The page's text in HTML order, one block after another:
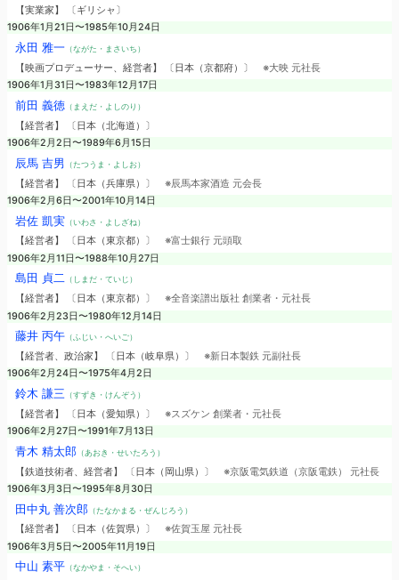
【実業家】 〔ギリシャ〕
1906年1月21日〜1985年10月24日
永田 雅一（ながた・まさいち）
【映画プロデューサー、経営者】 〔日本（京都府）〕 ※大映 元社長
1906年1月31日〜1983年12月17日
前田 義徳（まえだ・よしのり）
【経営者】 〔日本（北海道）〕
1906年2月2日〜1989年6月15日
辰馬 吉男 （たつうま・よしお）
【経営者】 〔日本（兵庫県）〕 ※辰馬本家酒造 元会長
1906年2月6日〜2001年10月14日
岩佐 凱実（いわさ・よしざね）
【経営者】 〔日本（東京都）〕 ※富士銀行 元頭取
1906年2月11日〜1988年10月27日
島田 貞二（しまだ・ていじ）
【経営者】 〔日本（東京都）〕 ※全音楽譜出版社 創業者・元社長
1906年2月23日〜1980年12月14日
藤井 丙午（ふじい・へいご）
【経営者、政治家】 〔日本（岐阜県）〕 ※新日本製鉄 元副社長
1906年2月24日〜1975年4月2日
鈴木 謙三 （すずき・けんぞう）
【経営者】 〔日本（愛知県）〕 ※スズケン 創業者・元社長
1906年2月27日〜1991年7月13日
青木 精太郎（あおき・せいたろう）
【鉄道技術者、経営者】 〔日本（岡山県）〕 ※京阪電気鉄道（京阪電鉄） 元社長
1906年3月3日〜1995年8月30日
田中丸 善次郎（たなかまる・ぜんじろう）
【経営者】 〔日本（佐賀県）〕 ※佐賀玉屋 元社長
1906年3月5日〜2005年11月19日
中山 素平（なかやま・そへい）